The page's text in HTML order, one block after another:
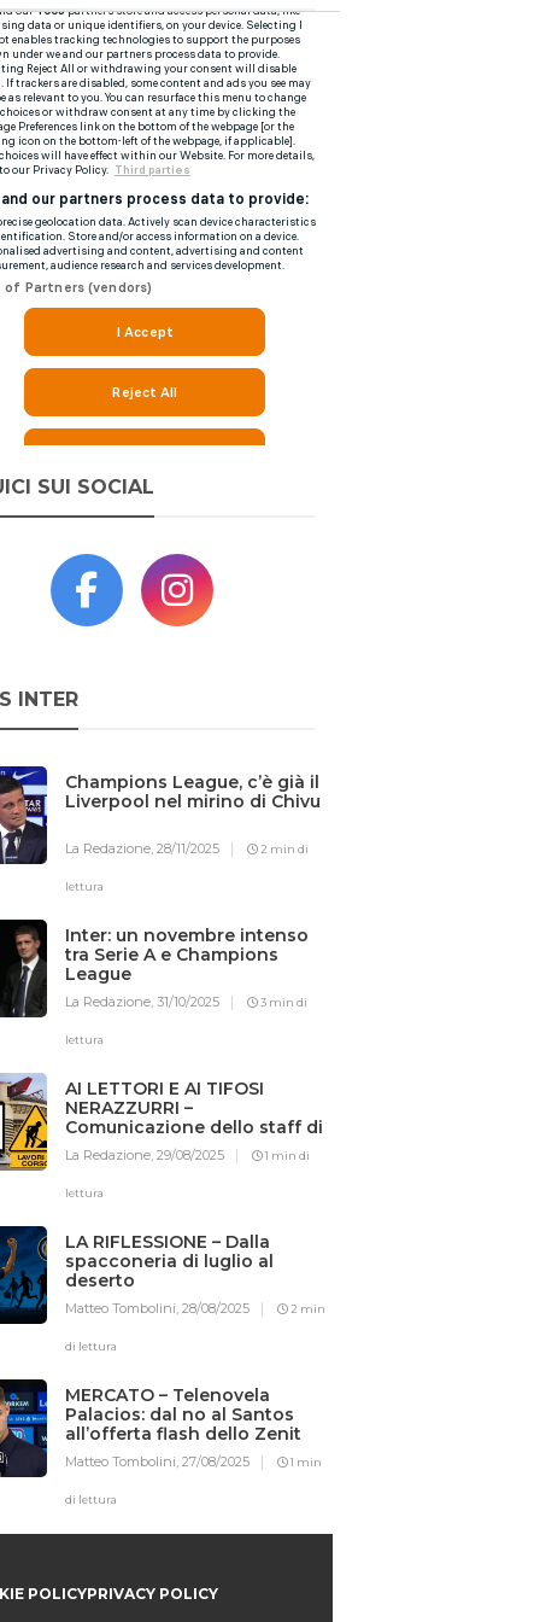
SUI SOCIAL
INTER
Champions League, c’è già il
Liverpool nel mirino di Chivu
La Redazione, 28/11/2025 2 min di
lettura
Inter: un novembre intenso
tra Serie A e Champions
League
La Redazione, 31/10/2025 3 min di
lettura
AI LETTORI E AI TIFOSI
NERAZZURRI –
Comunicazione dello staff di
Iotifointer.it
La Redazione, 29/08/2025 1 min di
lettura
LA RIFLESSIONE – Dalla
spacconeria di luglio al
deserto
Matteo Tombolini, 28/08/2025 2 min
di lettura
MERCATO – Telenovela
Palacios: dal no al Santos
all’offerta flash dello Zenit
Matteo Tombolini, 27/08/2025 1 min
di lettura
POLICYPRIVACY POLICY